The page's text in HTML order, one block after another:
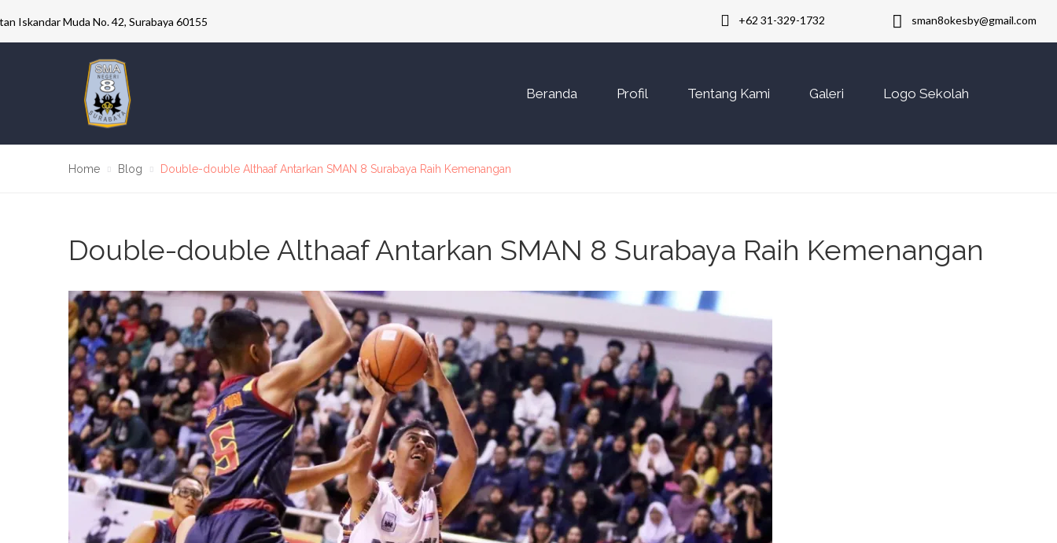
Iskandar Muda No. 42, Surabaya 60155 +62 31-329-1732 sman8okesby@gmail.com
Beranda Profil Tentang Kami Galeri Logo Sekolah
Home Blog Double-double Althaaf Antarkan SMAN 8 Surabaya Raih Kemenangan
Double-double Althaaf Antarkan SMAN 8 Surabaya Raih Kemenangan